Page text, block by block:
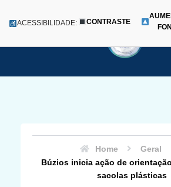
para
ACESSIBILIDADE: CONTRASTE
Home
Geral
Búzios inicia ação de
sacolas plásticas